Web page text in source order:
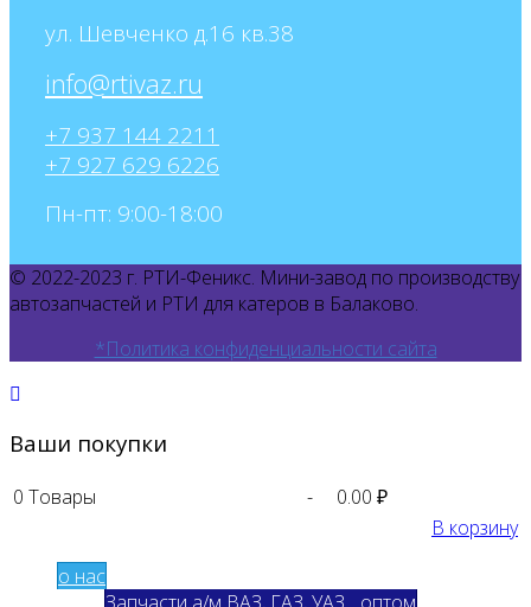
ул. Шевченко д.16 кв.38
+7 937 144 2211
+7 927 629 6226
Пн-пт: 9:00-18:00
© 2022-2023 г. РТИ-Феникс. Мини-завод по производству
автозапчастей и РТИ для катеров в Балаково.
*Политика конфиденциальности сайта
Ваши покупки
0 Товары -
0.00 ₽
В корзину
о нас